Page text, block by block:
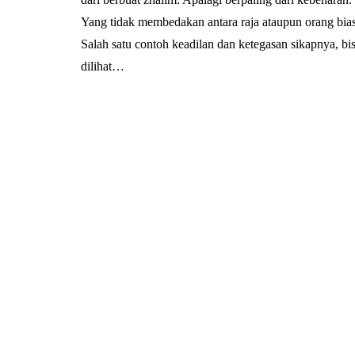
Yang tidak membedakan antara raja ataupun orang
Salah satu contoh keadilan dan ketegasan sikapnya,
dilihat…